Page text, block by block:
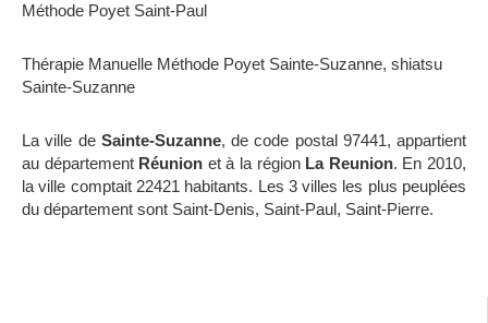
Méthode Poyet Saint-Paul
Thérapie Manuelle Méthode Poyet Sainte-Suzanne, shiatsu
Sainte-Suzanne
La ville de Sainte-Suzanne, de code postal 97441, appartient
au département Réunion et à la région La Reunion. En 2010,
la ville comptait 22421 habitants. Les 3 villes les plus peuplées
du département sont Saint-Denis, Saint-Paul, Saint-Pierre.